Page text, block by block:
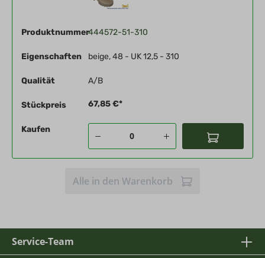
Produktnummer444572-51-310
Eigenschaften beige, 48 - UK 12,5 - 310
Qualität A/B
Stückpreis 67,85 €*
Kaufen
Alle in den Warenkorb
Service-Team